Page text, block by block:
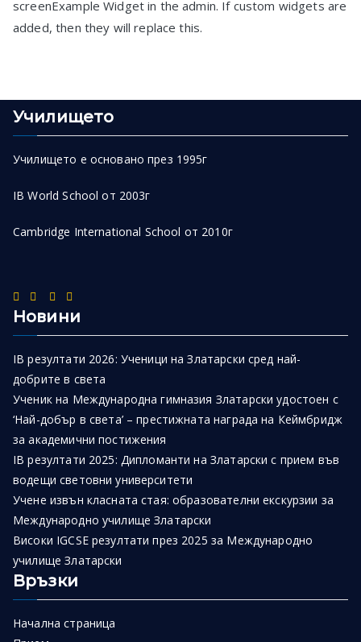
screenExample Widget in the admin. If custom widgets are
added, then they will replace this.
Училището
Училището е основано през 1995г
IB World School от 2003г
Cambridge International School от 2010г
Новини
IB резултати 2026: Ученици на Златарски сред най-
добрите в света
Ученик на Международна гимназия Златарски удостоен с
‘Най-добър в света’ – престижната награда на Кеймбридж
за академични постижения
IB резултати 2025: Дипломанти на Златарски с прием във
водещи световни университети
Учене извън класната стая: образователни екскурзии за
Международно училище Златарски
Високи IGCSE резултати през 2025 за Международно
училище Златарски
Връзки
Начална страница